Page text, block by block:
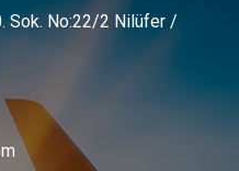
Sok. No:22/2 Nilüfer /